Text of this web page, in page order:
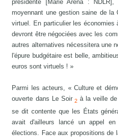
présidente [Marie Arena :
moyennant une gestion saine de la
virtuel. En particulier les économies
devront être négociées avec les
autres alternatives nécessitera une
l'épure budgétaire est belle,
euros sont virtuels ! »
Parmi les acteurs, « Culture et
ouverte dans Le Soir 2à la veille de
se dit contente que les États
avait d'ailleurs lancé un appel
élections. Face aux propositions de